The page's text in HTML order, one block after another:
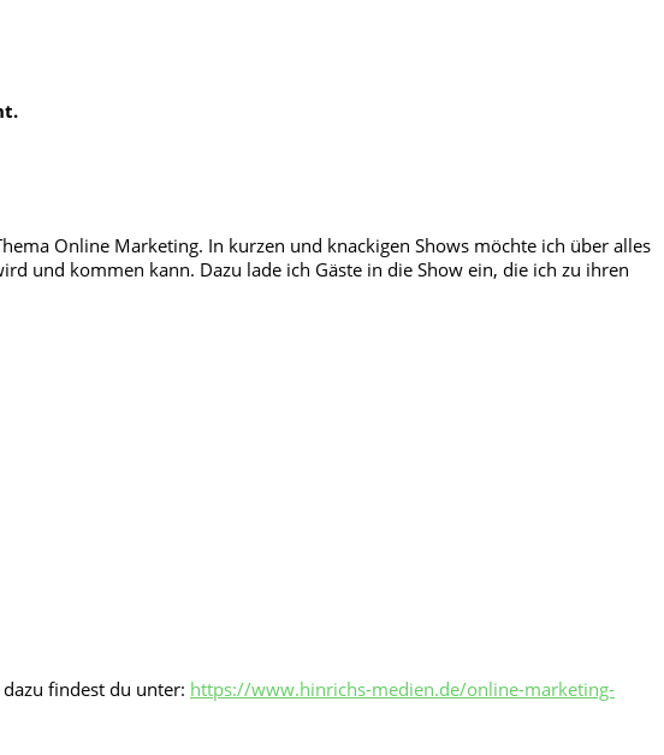
Online Marketing. In kurzen und knackigen Shows möchte ich über alles
und kommen kann. Dazu lade ich Gäste in die Show ein, die ich zu ihren
findest du unter: https://www.hinrichs-medien.de/online-marketing-